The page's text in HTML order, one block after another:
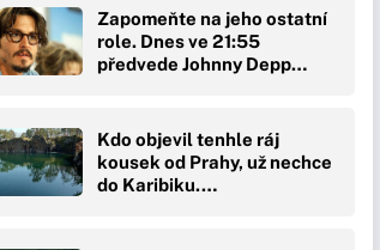
Zapomeňte na jeho ostatní
role. Dnes ve 21:55
předvede Johnny Depp…
Kdo objevil tenhle ráj
kousek od Prahy, už nechce
do Karibiku.…